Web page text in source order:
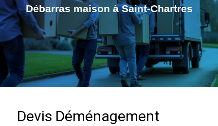
Débarras maison à Saint-Chartres
Devis Déménagement